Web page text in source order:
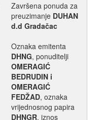
Završena ponuda za
preuzimanje DUHAN
d.d Gradačac
Oznaka emitenta
DHNG, ponuditelji
OMERAGIĆ
BEDRUDIN i
OMERAGIĆ
FEDŽAD, oznaka
vrijednosnog papira
DHNGR, iznos